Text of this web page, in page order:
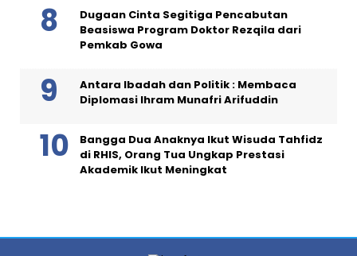
Dugaan Cinta Segitiga Pencabutan
Beasiswa Program Doktor Rezqila dari
Pemkab Gowa
Antara Ibadah dan Politik : Membaca
Diplomasi Ihram Munafri Arifuddin
Bangga Dua Anaknya Ikut Wisuda Tahfidz
di RHIS, Orang Tua Ungkap Prestasi
Akademik Ikut Meningkat